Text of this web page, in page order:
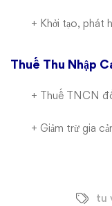
+ Khởi tạo, phát
Thuế Thu Nhập
+ Thuế TNCN
+ Giảm trừ gia
tu